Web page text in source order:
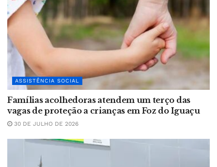
ASSISTÊNCIA SOCIAL
Famílias acolhedoras atendem um terço das
vagas de proteção a crianças em Foz do Iguaçu
30 DE JULHO DE 2026